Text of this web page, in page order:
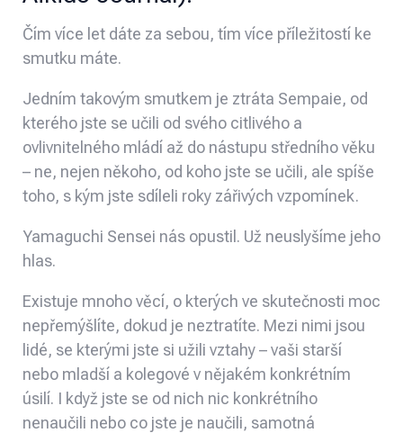
Čím více let dáte za sebou, tím více příležitostí ke
smutku máte.
Jedním takovým smutkem je ztráta Sempaie, od
kterého jste se učili od svého citlivého a
ovlivnitelného mládí až do nástupu středního věku
– ne, nejen někoho, od koho jste se učili, ale spíše
toho, s kým jste sdíleli roky zářivých vzpomínek.
Yamaguchi Sensei nás opustil. Už neuslyšíme jeho
hlas.
Existuje mnoho věcí, o kterých ve skutečnosti moc
nepřemýšlíte, dokud je neztratíte. Mezi nimi jsou
lidé, se kterými jste si užili vztahy – vaši starší
nebo mladší a kolegové v nějakém konkrétním
úsilí. I když jste se od nich nic konkrétního
nenaučili nebo co jste je naučili, samotná